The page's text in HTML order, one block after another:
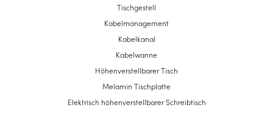
Tischgestell
Kabelmanagement
Kabelkanal
Kabelwanne
Höhenverstellbarer Tisch
Melamin Tischplatte
Elektrisch höhenverstellbarer Schreibtisch